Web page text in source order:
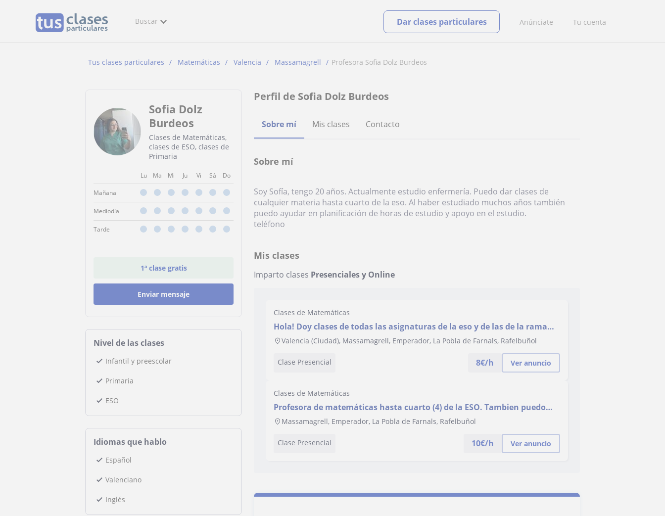
Buscar Anúnciate Tu cuenta
Dar clases particulares
Tus clases particulares Matemáticas Valencia Massamagrell Profesora Sofia Dolz Burdeos
Sofia Dolz
Burdeos
Clases de Matemáticas,
clases de ESO, clases de
Primaria
Lu Ma Mi Ju Vi Sá Do
Mañana
Mediodía
Tarde
1ª clase gratis
Enviar mensaje
Nivel de las clases
Infantil y preescolar
Primaria
ESO
Idiomas que hablo
Español
Valenciano
Inglés
Perfil de Sofia Dolz Burdeos
Sobre mí Mis clases Contacto
Sobre mí
Soy Sofía, tengo 20 años. Actualmente estudio enfermería. Puedo dar clases de
cualquier materia hasta cuarto de la eso. Al haber estudiado muchos años también
puedo ayudar en planificación de horas de estudio y apoyo en el estudio.
teléfono
Mis clases
Imparto clases Presenciales y Online
Clases de Matemáticas
Hola! Doy clases de todas las asignaturas de la eso y de las de la rama
del científico de bachiller
Valencia (Ciudad), Massamagrell, Emperador, La Pobla de Farnals, Rafelbuñol
Clase Presencial 8€/h Ver anuncio
Clases de Matemáticas
Profesora de matemáticas hasta cuarto (4) de la ESO. Tambien puedo
impartir física y química, biología, castellano y valenciano.
Massamagrell, Emperador, La Pobla de Farnals, Rafelbuñol
Clase Presencial 10€/h Ver anuncio